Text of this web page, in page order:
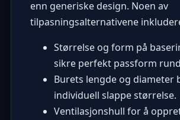
enn generiske design. Noen av
tilpasningsalternativene
Størrelse og form på
sikre perfekt passform
Burets lengde og diameter
individuell slappe størrelse.
Ventilasjonshull for å